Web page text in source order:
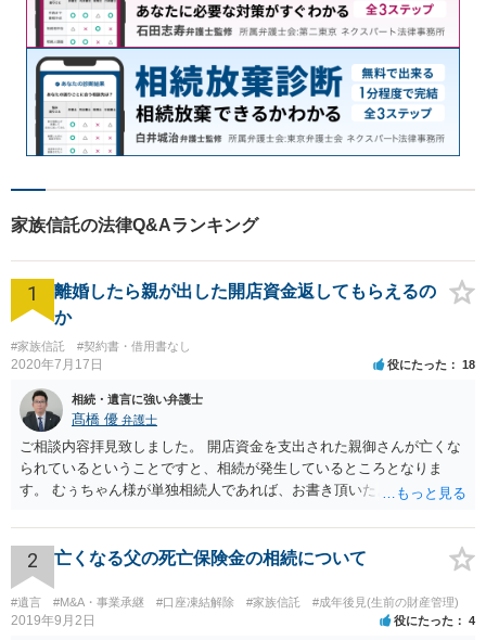
家族信託の法律Q&Aランキング
1
離婚したら親が出した開店資金返してもらえるの
か
#家族信託 #契約書・借用書なし
2020年7月17日 役にたった 18
相続・遺言に強い弁護士
髙橋 優 弁護士
ご相談内容拝見致しました。 開店資金を支出された親御さんが亡くな
られているということですと、相続が発生しているところとなりま
す。 むぅちゃん様が単独相続人であれば、お書き頂いたような方法で
相続人おられるということであれば、他の相続人との協議が必要とな
るところです。 また、当該点とは別にご主人から貸付ではなく贈与で
あると主張される可能性がございます。 その場合には、貸付であるこ
とを伺わせる事情をどれだけ積み重ねることが出来るか、というとこ
ろとなります。 返済の事実や、返済を約束するメール等です。 金額の
2 亡くなる父の死亡保険金の相続について
#遺言 #M&A・事業承継 #口座凍結解除 #家族信託 #成年後見(生前の財産管理)
2019年9月2日 役にたった 4